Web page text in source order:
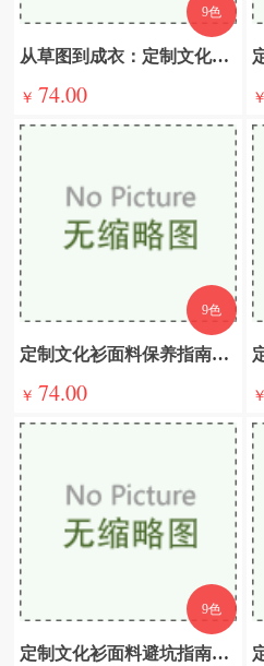
9色
从草图到成衣：定制文化衫的全流程设计指南
￥ 74.00 ￥
9色
定制文化衫面料保养指南：延长使用寿命的实用技巧
￥ 74.00 ￥
9色
定制文化衫面料避坑指南：从误区到专业决策